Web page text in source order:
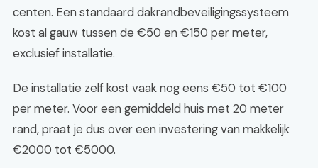
centen. Een standaard dakrandbeveiligingssysteem
kost al gauw tussen de €50 en €150 per meter,
exclusief installatie.
De installatie zelf kost vaak nog eens €50 tot €100
per meter. Voor een gemiddeld huis met 20 meter
rand, praat je dus over een investering van makkelijk
€2000 tot €5000.